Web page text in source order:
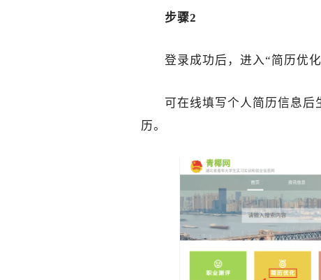
步骤2
登录成功后，进入“简历优
可在线填写个人简历信息
历。